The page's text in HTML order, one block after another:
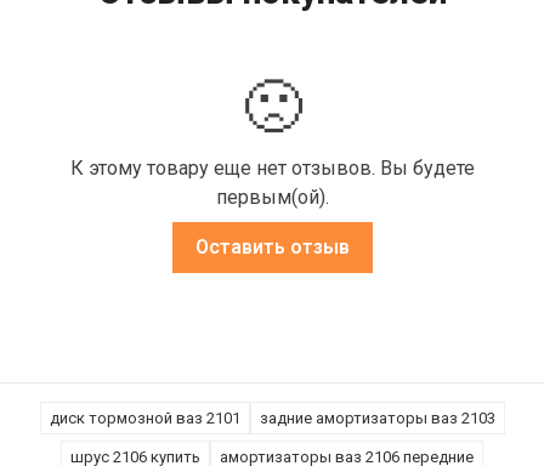
🙁
К этому товару еще нет отзывов. Вы будете
первым(ой).
Оставить отзыв
диск тормозной ваз 2101 задние амортизаторы ваз 2103
шрус 2106 купить амортизаторы ваз 2106 передние